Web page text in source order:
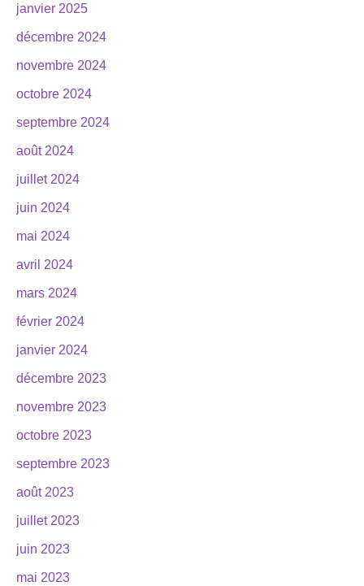
janvier 2025
décembre 2024
novembre 2024
octobre 2024
septembre 2024
août 2024
juillet 2024
juin 2024
mai 2024
avril 2024
mars 2024
février 2024
janvier 2024
décembre 2023
novembre 2023
octobre 2023
septembre 2023
août 2023
juillet 2023
juin 2023
mai 2023